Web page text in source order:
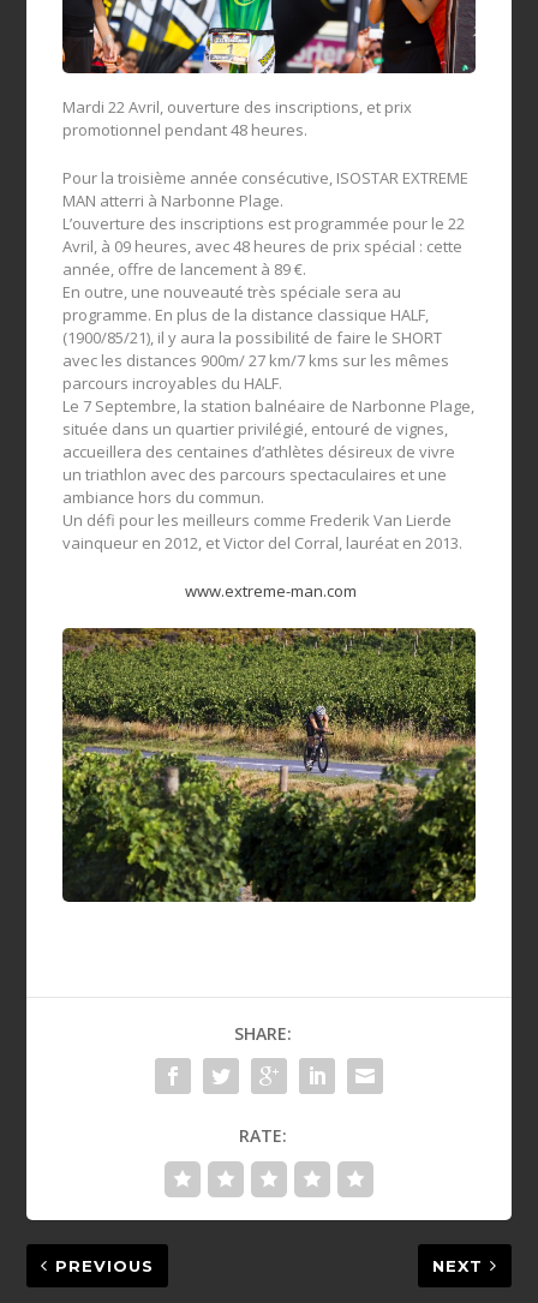
Mardi 22 Avril, ouverture des inscriptions, et prix
promotionnel pendant 48 heures.
Pour la troisième année consécutive, ISOSTAR EXTREME
MAN atterri à Narbonne Plage.
L’ouverture des inscriptions est programmée pour le 22
Avril, à 09 heures, avec 48 heures de prix spécial : cette
année, offre de lancement à 89 €.
En outre, une nouveauté très spéciale sera au
programme. En plus de la distance classique HALF,
(1900/85/21), il y aura la possibilité de faire le SHORT
avec les distances 900m/ 27 km/7 kms sur les mêmes
parcours incroyables du HALF.
Le 7 Septembre, la station balnéaire de Narbonne Plage,
située dans un quartier privilégié, entouré de vignes,
accueillera des centaines d’athlètes désireux de vivre
un triathlon avec des parcours spectaculaires et une
ambiance hors du commun.
Un défi pour les meilleurs comme Frederik Van Lierde
vainqueur en 2012, et Victor del Corral, lauréat en 2013.
www.extreme-man.com
SHARE:
RATE:
PREVIOUS NEXT